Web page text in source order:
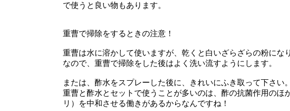
で使うと良い物もあります。
重曹で掃除をするときの注意！
重曹は水に溶かして使いますが、乾くと白いざらざらの粉にな
なので、重曹で掃除をした後はよく洗い流すようにします。
または、酢水をスプレーした後に、きれいにふき取って下さい。
重曹と酢水とセットで使うことが多いのは、酢の抗菌作用のほ
リ）を中和させる働きがあるからなんですね！